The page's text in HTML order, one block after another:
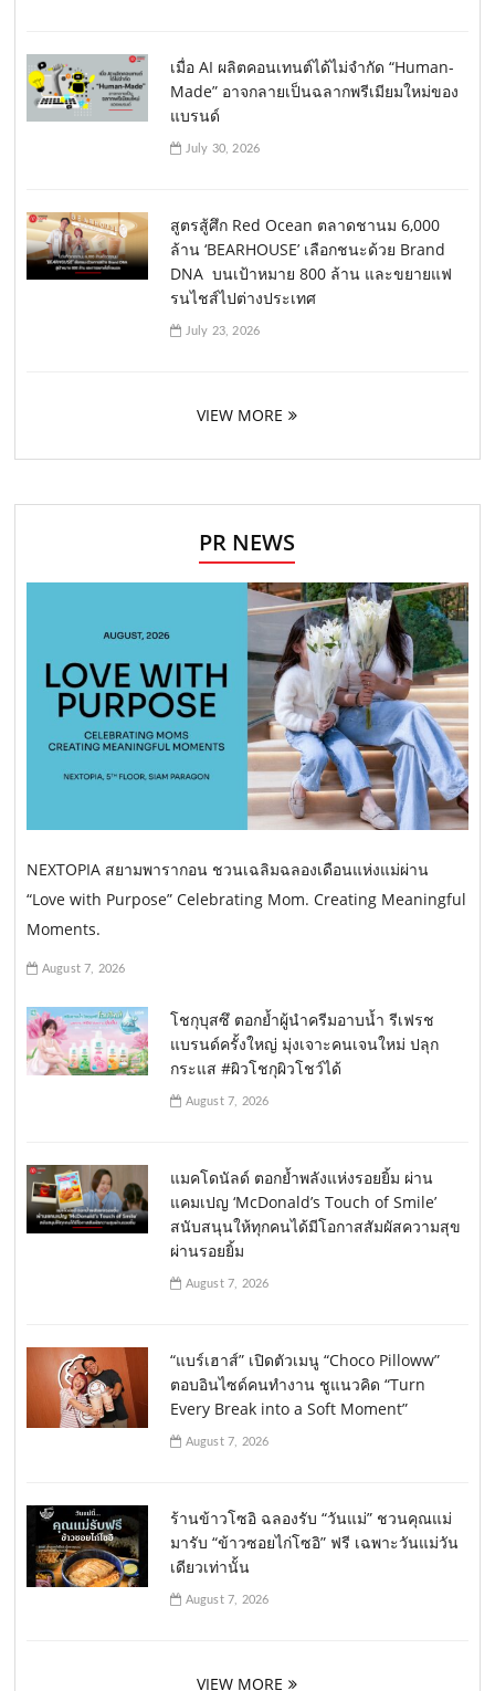
เมื่อ AI ผลิตคอนเทนต์ได้ไม่จำกัด “Human-
Made” อาจกลายเป็นฉลากพรีเมียมใหม่ของ
แบรนด์
July 30, 2026
สูตรสู้ศึก Red Ocean ตลาดชานม 6,000
ล้าน ‘BEARHOUSE’ เลือกชนะด้วย Brand
DNA บนเป้าหมาย 800 ล้าน และขยายแฟ
รนไชส์ไปต่างประเทศ
July 23, 2026
VIEW MORE
PR NEWS
NEXTOPIA สยามพารากอน ชวนเฉลิมฉลองเดือนแห่งแม่ผ่าน
“Love with Purpose” Celebrating Mom. Creating Meaningful
Moments.
August 7, 2026
โชกุบุสซึ ตอกย้ำผู้นำครีมอาบน้ำ รีเฟรช
แบรนด์ครั้งใหญ่ มุ่งเจาะคนเจนใหม่ ปลุก
กระแส #ผิวโชกุผิวโชว์ได้
August 7, 2026
แมคโดนัลด์ ตอกย้ำพลังแห่งรอยยิ้ม ผ่าน
แคมเปญ ‘McDonald’s Touch of Smile’
สนับสนุนให้ทุกคนได้มีโอกาสสัมผัสความสุข
ผ่านรอยยิ้ม
August 7, 2026
“แบร์เฮาส์” เปิดตัวเมนู “Choco Pilloww”
ตอบอินไซด์คนทำงาน ชูแนวคิด “Turn
Every Break into a Soft Moment”
August 7, 2026
ร้านข้าวโซอิ ฉลองรับ “วันแม่” ชวนคุณแม่
มารับ “ข้าวซอยไก่โซอิ” ฟรี เฉพาะวันแม่วัน
เดียวเท่านั้น
August 7, 2026
VIEW MORE